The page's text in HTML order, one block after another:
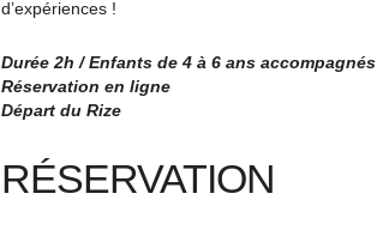
d’expériences !
Durée 2h / Enfants de 4 à 6 ans accompagnés
Réservation en ligne
Départ du Rize
RÉSERVATION